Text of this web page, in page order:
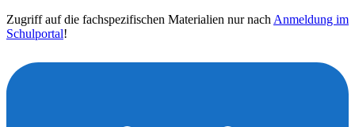
Zugriff auf die fachspezifischen Materialien nur nach Anmeldung im
Schulportal!